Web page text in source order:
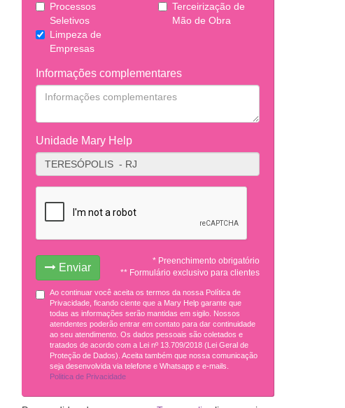
Processos
Seletivos
Terceirização de
Mão de Obra
Limpeza de
Empresas
Informações complementares
Unidade Mary Help
Enviar
* Preenchimento obrigatório
** Formulário exclusivo para clientes
Ao continuar você aceita os termos da nossa Política de
Privacidade, ficando ciente que a Mary Help garante que
todas as informações serão mantidas em sigilo. Nossos
atendentes poderão entrar em contato para dar continuidade
ao seu atendimento. Os dados pessoais são coletados e
tratados de acordo com a Lei nº 13.709/2018 (Lei Geral de
Proteção de Dados). Aceita também que nossa comunicação
seja desenvolvida via telefone e Whatsapp e e-mails.
Politica de Privacidade